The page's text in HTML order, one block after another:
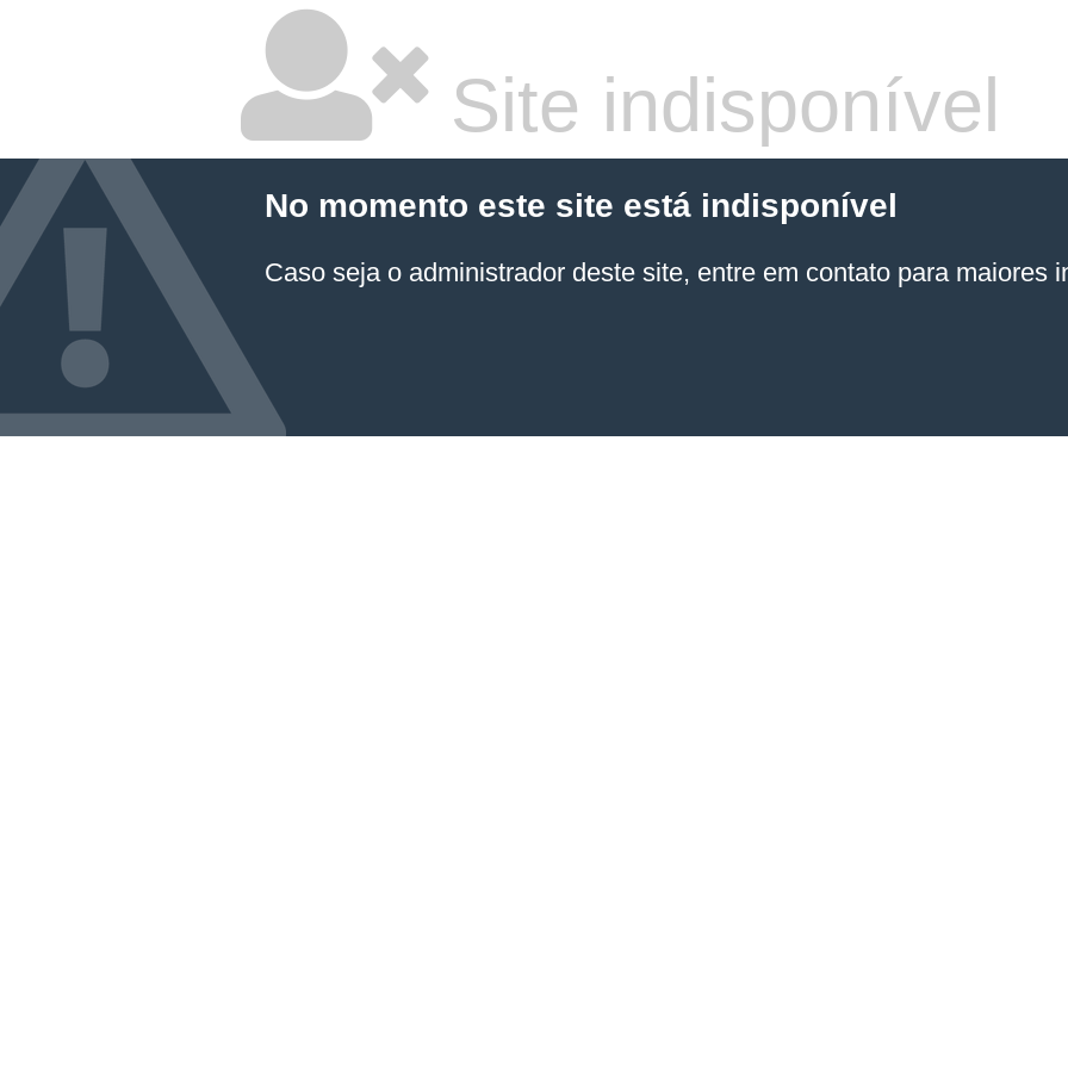
Site indisponível
No momento este site está indisponível
Caso seja o administrador deste site, entre em contato para maiores